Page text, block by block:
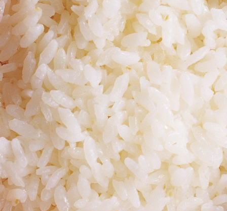
СВИНИНА, ГРИБЫ, ОГУРЕЦ МАРИНОВАННЫЙ
(580ГР)
580 руб.
Подробнее
Купить
ПЕППЕРОНИ
660 руб.
Подробнее
Купить